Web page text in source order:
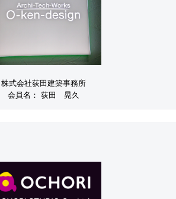
株式会社荻田建築事務所
会員名： 荻田 晃久